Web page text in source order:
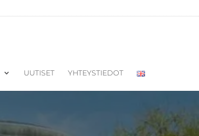
UUTISET YHTEYSTIEDOT